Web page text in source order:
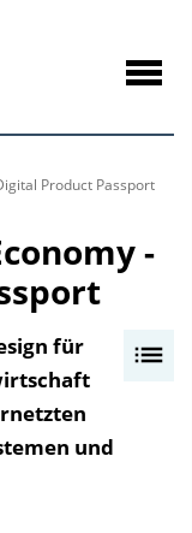
Product Passport
-
für
und